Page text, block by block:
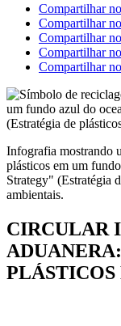
Compartilhar
Compartilhar
Compartilhar
Compartilhar
Compartilhar
Infografia mostrando
plásticos em um
Strategy" (Estratégia
ambientais.
CIRCULAR